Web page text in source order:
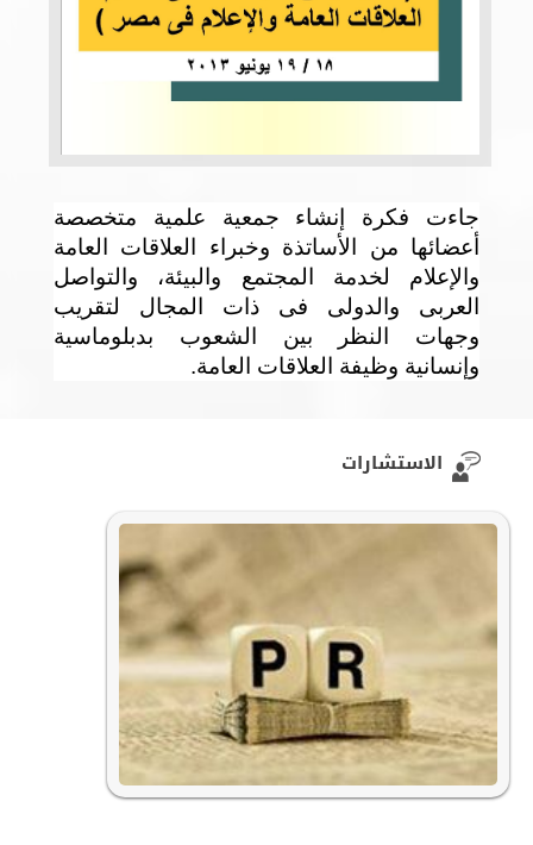
جاءت فكرة إنشاء جمعية علمية متخصصة
أعضائها من الأساتذة وخبراء العلاقات العامة
والإعلام لخدمة المجتمع والبيئة، والتواصل
العربى والدولى فى ذات المجال لتقريب
وجهات النظر بين الشعوب بدبلوماسية
وإنسانية وظيفة العلاقات العامة.
الاستشارات